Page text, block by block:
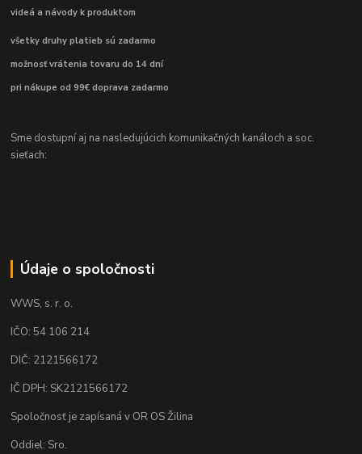
videá a návody k produktom
všetky druhy platieb sú zadarmo
možnosť vrátenia tovaru do 14 dní
pri nákupe od 99€ doprava zadarmo
Sme dostupní aj na nasledujúcich komunikačných kanáloch a soc.
sieťach:
Údaje o spoločnosti
WWS, s. r. o.
IČO: 54 106 214
DIČ: 2121566172
IČ DPH: SK2121566172
Spoločnosť je zapísaná v OR OS Žilina
Oddiel: Sro.